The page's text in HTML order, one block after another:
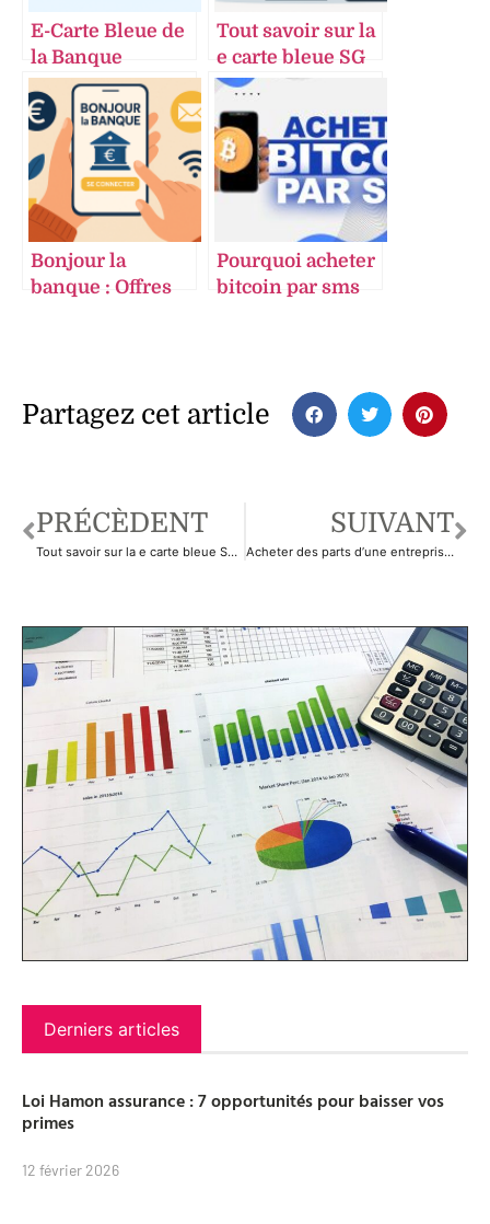
E-Carte Bleue de
la Banque
Populaire : 5
avantages pour
sécuriser vos
paiements en
ligne
Tout savoir sur la
e carte bleue SG
pour sécuriser
vos achats en
ligne et gérer vos
paiements
Bonjour la
banque : Offres
Pourquoi acheter
bitcoin par sms
choisir en 2025
Partagez cet article
PRÉCÈDENT
Tout savoir sur la e carte bleue SG pour sécuriser vos achats en ligne et gérer vos paiements
SUIVANT
Acheter des parts d’une entreprise en 2025 comprendre la procédure, les formalités et l’évaluation pour investir
Derniers articles
Loi Hamon assurance : 7 opportunités pour baisser vos
primes
12 février 2026